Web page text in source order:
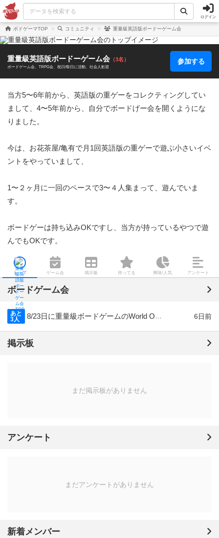
ログイン
ボドゲーマTOP コミュニティ 重量級英語版ボードーゲーム会
重量級英語版ボードーゲーム会 （3名）
ボードゲーム会 TRPG会 祝日/祭日に活動 社会人歓迎
参加する
当方5〜6年前から、英語版の重ゲーをコレクティングしてい
まして、4〜5年前から、自分でボードげー会を開くようにな
りました。
今は、お花茶屋/亀有で月1回英語版の重ゲーで遊ぶ小さいイベ
ントをやっていまして、
1〜２ヶ月に一回のペースで3〜４人集まって、遊んでいま
す。
ボードゲーは持ち込みOKですし、当方が持っているやつで遊
んでもOKです。
トップ ゲーム会 掲示板 持ってる 興味/人気 アンケート
ボードゲーム会
あと
3人
8/23日に重量級ボードゲームのWorld Orderを遊ぶ会 6日前
掲示板
まだ掲示板がありません
アンケート
まだアンケートがありません
新着メンバー